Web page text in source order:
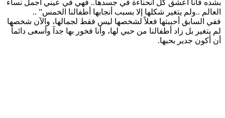
بشده فأنا أعشق كل انحناءة في جسدها.. فهي في عيني أجمل نساء
العالم ..ولم يتغير شكلها إلا بسبب أنجابها أطفالنا الخمس” ..
‏ففي السابق أحببتها فعلاً لشخصها ليس فقط لجمالها، والآن شخصها
لم يتغير بل زاد أطفالنا من حبي لها، وأنا فخور بها جدآ وأسعى دائماً
أن أكون جدير بحبها.